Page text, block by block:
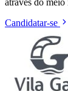
Candidatar-se